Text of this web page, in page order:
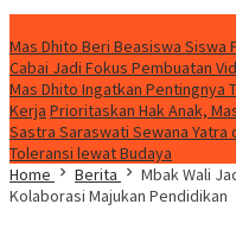
Mas Dhito Beri Beasiswa Siswa
Cabai Jadi Fokus Pembuatan
Mas Dhito Ingatkan Pentingnya
Kerja Prioritaskan Hak Anak,
Sastra Saraswati Sewana
Toleransi lewat Budaya
Home
Berita
Mbak Wali
Kolaborasi Majukan Pendidikan